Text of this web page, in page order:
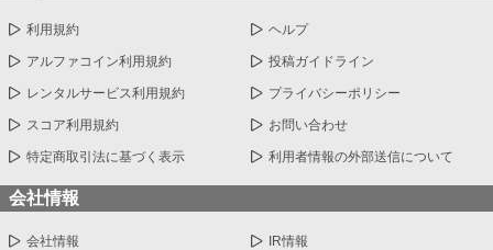
利用規約 ヘルプ
アルファコイン利用規約 投稿ガイドライン
レンタルサービス利用規約 プライバシーポリシー
スコア利用規約 お問い合わせ
特定商取引法に基づく表示 利用者情報の外部送信について
会社情報
会社情報 IR情報